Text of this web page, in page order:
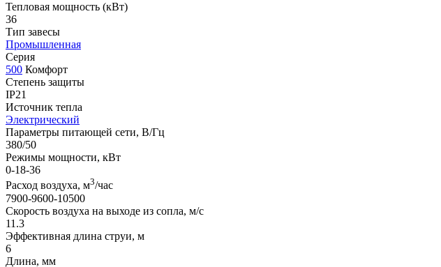
Тепловая мощность (кВт)
36
Тип завесы
Промышленная
Серия
500 Комфорт
Степень защиты
IP21
Источник тепла
Электрический
Параметры питающей сети, В/Гц
380/50
Режимы мощности, кВт
0-18-36
Расход воздуха, м3/час
7900-9600-10500
Скорость воздуха на выходе из сопла, м/с
11.3
Эффективная длина струи, м
6
Длина, мм